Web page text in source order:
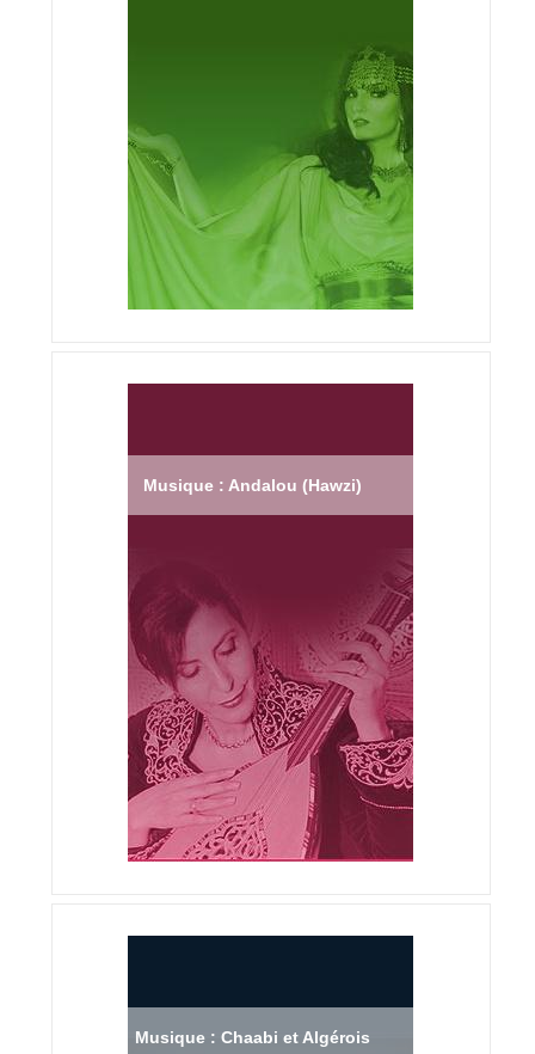
Musique : Andalou (Hawzi)
Musique : Chaabi et Algérois